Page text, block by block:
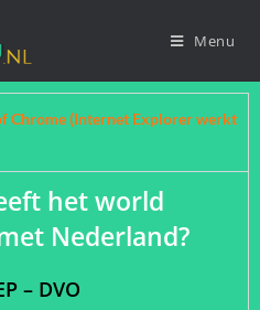
Menu
Chrome (Internet Explorer werkt
het world
Nederland?
– DVO